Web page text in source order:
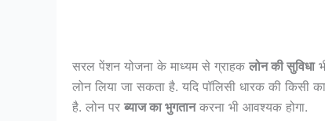
सरल पेंशन योजना के माध्यम से ग्राहक लोन की सुविधा
लोन लिया जा सकता है. यदि पॉलिसी धारक की किसी
है. लोन पर ब्याज का भुगतानकरना भी आवश्यक होगा.